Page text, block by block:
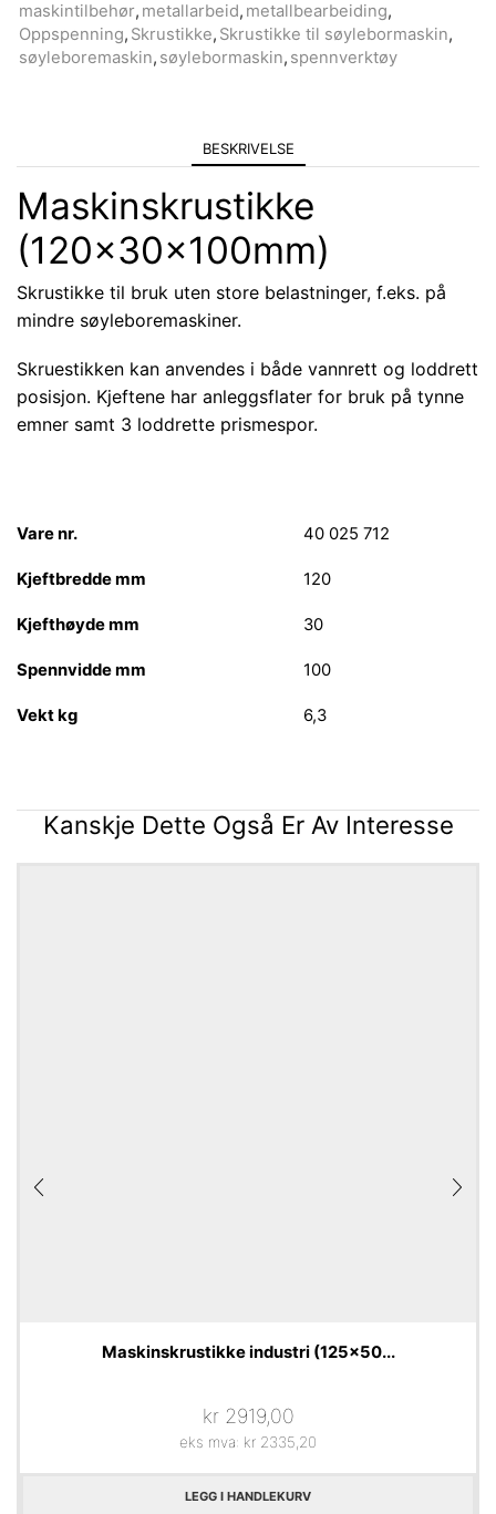
maskintilbehør, metallarbeid, metallbearbeiding,
Oppspenning, Skrustikke, Skrustikke til søylebormaskin,
søyleboremaskin, søylebormaskin, spennverktøy
BESKRIVELSE
Maskinskrustikke
(120x30x100mm)
Skrustikke til bruk uten store belastninger, f.eks. på
mindre søyleboremaskiner.
Skruestikken kan anvendes i både vannrett og loddrett
posisjon. Kjeftene har anleggsflater for bruk på tynne
emner samt 3 loddrette prismespor.
Vare nr. 40 025 712
Kjeftbredde mm 120
Kjefthøyde mm 30
Spennvidde mm 100
Vekt kg 6,3
Kanskje Dette Også Er Av Interesse
Maskinskrustikke industri (125x50...
kr2919,00
eks mva: kr 2335,20
LEGG I HANDLEKURV